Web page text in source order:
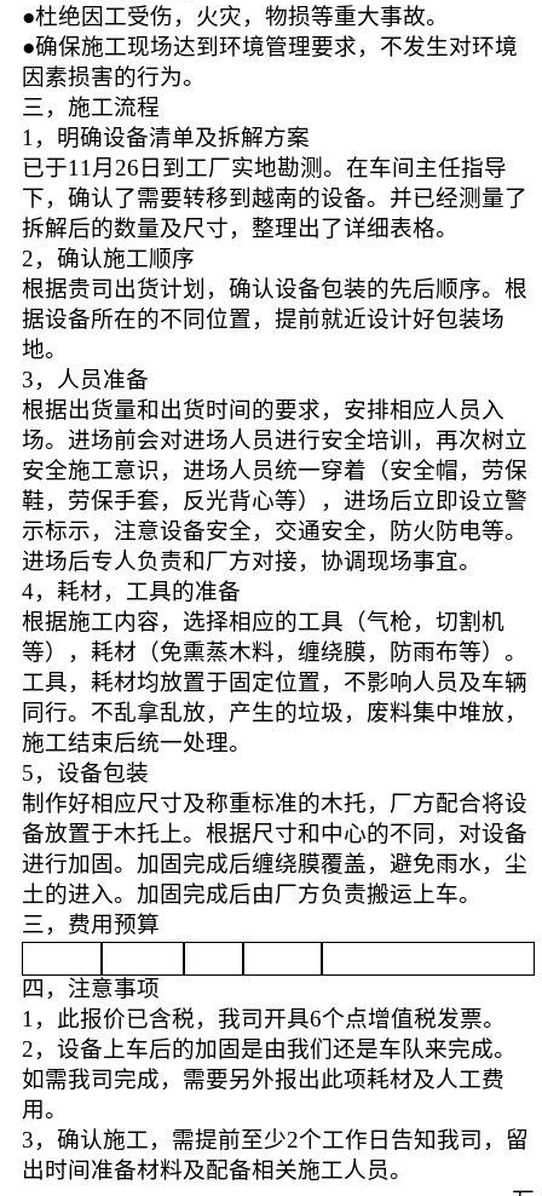
●杜绝因工受伤，火灾，物损等重大事故。
●确保施工现场达到环境管理要求，不发生对环境
因素损害的行为。
三，施工流程
1， 明确设备清单及拆解方案
已于11月26日到工厂实地勘测。在车间主任指导
下，确认了需要转移到越南的设备。并已经测量了
拆解后的数量及尺寸，整理出了详细表格。
2， 确认施工顺序
根据贵司出货计划，确认设备包装的先后顺序。根
据设备所在的不同位置，提前就近设计好包装场
地。
3， 人员准备
根据出货量和出货时间的要求，安排相应人员入
场。进场前会对进场人员进行安全培训，再次树立
安全施工意识，进场人员统一穿着（安全帽，劳保
鞋，劳保手套，反光背心等），进场后立即设立警
示标示，注意设备安全，交通安全，防火防电等。
进场后专人负责和厂方对接，协调现场事宜。
4， 耗材，工具的准备
根据施工内容，选择相应的工具（气枪，切割机
等），耗材（免熏蒸木料，缠绕膜，防雨布等）。
工具，耗材均放置于固定位置，不影响人员及车辆
同行。不乱拿乱放，产生的垃圾，废料集中堆放，
施工结束后统一处理。
5， 设备包装
制作好相应尺寸及称重标准的木托，厂方配合将设
备放置于木托上。根据尺寸和中心的不同，对设备
进行加固。加固完成后缠绕膜覆盖，避免雨水，尘
土的进入。加固完成后由厂方负责搬运上车。
三， 费用预算
四，注意事项
1， 此报价已含税，我司开具6个点增值税发票。
2， 设备上车后的加固是由我们还是车队来完成。
如需我司完成，需要另外报出此项耗材及人工费
用。
3， 确认施工，需提前至少2个工作日告知我司，留
出时间准备材料及配备相关施工人员。